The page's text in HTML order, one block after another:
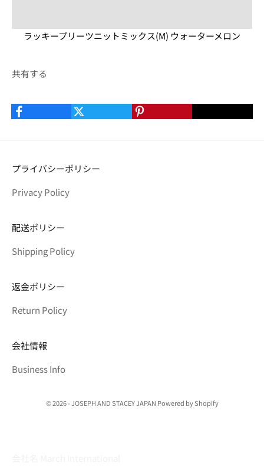
ラッキープリーツニットミックス(M) ウォーターメロン
共有する
プライバシーポリシー
Privacy Policy
配送ポリシー
Shipping Policy
返金ポリシー
Return Policy
会社情報
Business Info
© 2026 - JOSEPH AND STACEY JAPAN Powered by Shopify